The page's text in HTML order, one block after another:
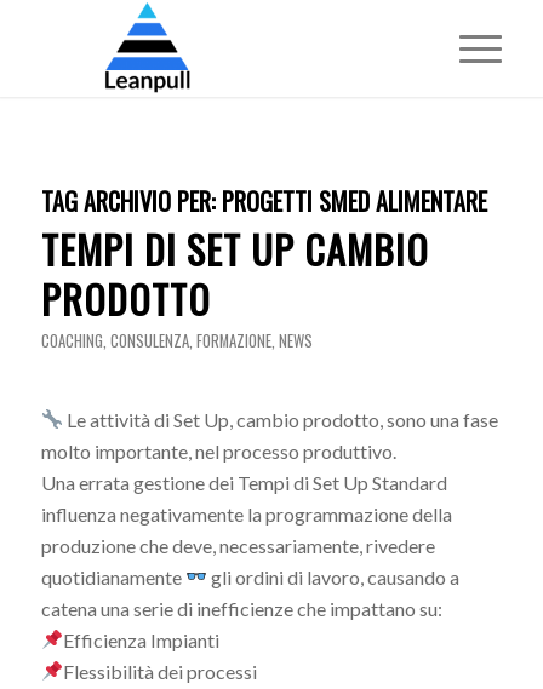
TAG ARCHIVIO PER: PROGETTI SMED ALIMENTARE
TEMPI DI SET UP CAMBIO
PRODOTTO
COACHING, CONSULENZA, FORMAZIONE, NEWS
Le attività di Set Up, cambio prodotto, sono una fase
molto importante, nel processo produttivo.
Una errata gestione dei Tempi di Set Up Standard
influenza negativamente la programmazione della
produzione che deve, necessariamente, rivedere
quotidianamente
gli ordini di lavoro, causando a
catena una serie di inefficienze che impattano su:
Efficienza Impianti
Flessibilità dei processi